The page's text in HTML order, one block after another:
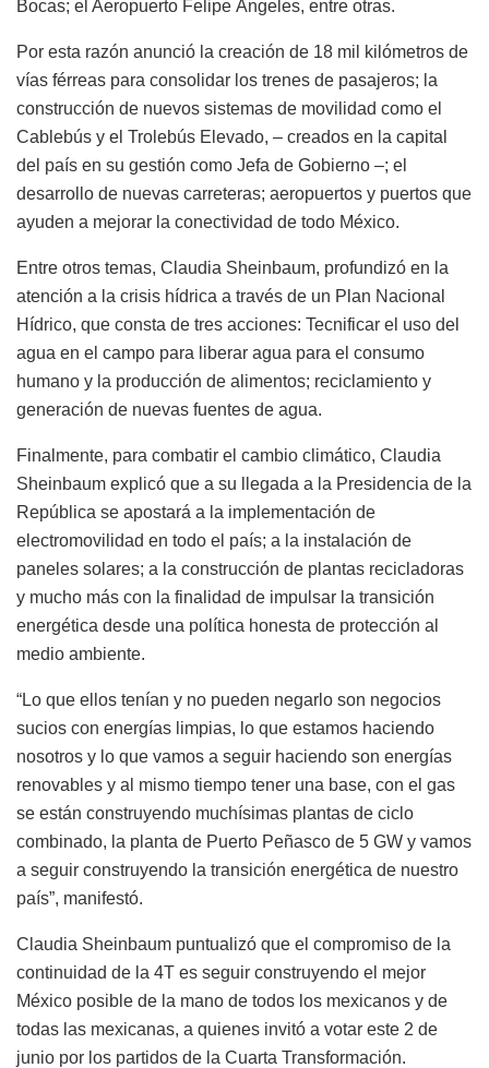
Bocas; el Aeropuerto Felipe Ángeles, entre otras.
Por esta razón anunció la creación de 18 mil kilómetros de
vías férreas para consolidar los trenes de pasajeros; la
construcción de nuevos sistemas de movilidad como el
Cablebús y el Trolebús Elevado, – creados en la capital
del país en su gestión como Jefa de Gobierno –; el
desarrollo de nuevas carreteras; aeropuertos y puertos que
ayuden a mejorar la conectividad de todo México.
Entre otros temas, Claudia Sheinbaum, profundizó en la
atención a la crisis hídrica a través de un Plan Nacional
Hídrico, que consta de tres acciones: Tecnificar el uso del
agua en el campo para liberar agua para el consumo
humano y la producción de alimentos; reciclamiento y
generación de nuevas fuentes de agua.
Finalmente, para combatir el cambio climático, Claudia
Sheinbaum explicó que a su llegada a la Presidencia de la
República se apostará a la implementación de
electromovilidad en todo el país; a la instalación de
paneles solares; a la construcción de plantas recicladoras
y mucho más con la finalidad de impulsar la transición
energética desde una política honesta de protección al
medio ambiente.
“Lo que ellos tenían y no pueden negarlo son negocios
sucios con energías limpias, lo que estamos haciendo
nosotros y lo que vamos a seguir haciendo son energías
renovables y al mismo tiempo tener una base, con el gas
se están construyendo muchísimas plantas de ciclo
combinado, la planta de Puerto Peñasco de 5 GW y vamos
a seguir construyendo la transición energética de nuestro
país”, manifestó.
Claudia Sheinbaum puntualizó que el compromiso de la
continuidad de la 4T es seguir construyendo el mejor
México posible de la mano de todos los mexicanos y de
todas las mexicanas, a quienes invitó a votar este 2 de
junio por los partidos de la Cuarta Transformación.